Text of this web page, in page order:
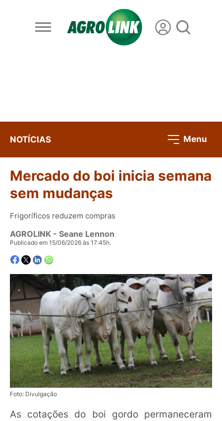
NOTÍCIAS Menu
Mercado do boi inicia semana
sem mudanças
Frigoríficos reduzem compras
AGROLINK - Seane Lennon
Publicado em 15/06/2026 às 17:45h.
Foto: Divulgação
As cotações do boi gordo permaneceram